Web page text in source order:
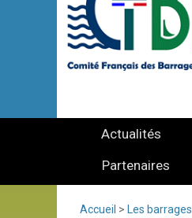
Actualités
Partenaires
Accueil > Les barrages